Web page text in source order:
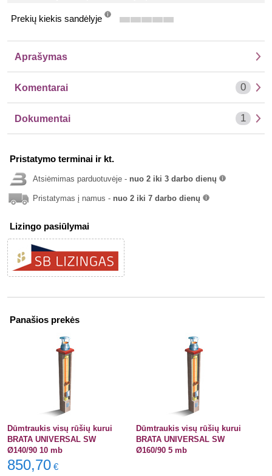
Prekių kiekis sandėlyje
Aprašymas
Komentarai 0
Dokumentai 1
Pristatymo terminai ir kt.
Atsiėmimas parduotuvėje - nuo 2 iki 3 darbo dienų
Pristatymas į namus - nuo 2 iki 7 darbo dienų
Lizingo pasiūlymai
Panašios prekės
Dūmtraukis visų rūšių kurui
BRATA UNIVERSAL SW
Ø140/90 10 mb
850,70 €
Dūmtraukis visų rūšių kurui
BRATA UNIVERSAL SW
Ø160/90 5 mb